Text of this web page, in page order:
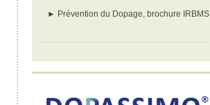
► Prévention du Dopage, brochure IRBMS